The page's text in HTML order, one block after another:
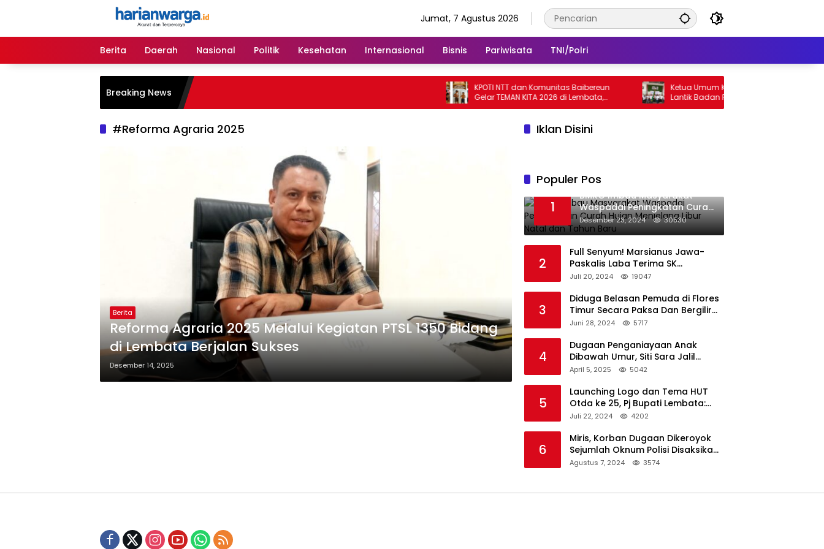
Jumat, 7 Agustus 2026
Berita Daerah Nasional Politik Kesehatan Internasional Bisnis Pariwisata TNI/Polri
Breaking News
KPOTI NTT dan Komunitas Baibereun
Gelar TEMAN KITA 2026 di Lembata,
Hidupkan Kembali Permainan
Ketua Umum KADIN NTT Bobby Lianto
Lantik Badan Pengurus KADIN Lembata
#Reforma Agraria 2025
Berita
Reforma Agraria 2025 Melalui Kegiatan PTSL 1350 Bidang
di Lembata Berjalan Sukses
Desember 14, 2025
Iklan Disini
Populer Pos
1
BMKG Imbau Masyarakat
Waspadai Peningkatan Curah
Hujan Menjelang Libur Natal
dan Tahun Baru
Desember 23, 2024 30530
2
Full Senyum! Marsianus Jawa-
Paskalis Laba Terima SK
Dukungan Resmi Untuk Pilkada
Juli 20, 2024 19047
3
Diduga Belasan Pemuda di Flores
Timur Secara Paksa Dan Bergilir
Setubuhi Gadis di Bawah Umur
Juni 28, 2024 5717
4
Dugaan Penganiayaan Anak
Dibawah Umur, Siti Sara Jalil
Seorang Warga Desa Normal 1
April 5, 2025 5042
5
Launching Logo dan Tema HUT
Otda ke 25, Pj Bupati Lembata:
Tema ini Bukan Sekedar Refleksi
Juli 22, 2024 4202
6
Miris, Korban Dugaan Dikeroyok
Sejumlah Oknum Polisi Disaksikan
Istri
Agustus 7, 2024 3574